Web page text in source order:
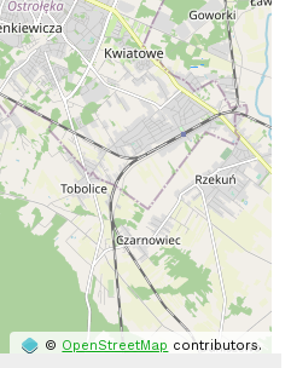
© OpenStreetMap contributors.